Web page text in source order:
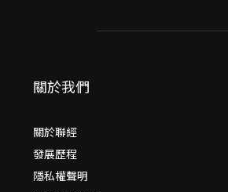
關於我們
關於聯經
發展歷程
隱私權聲明